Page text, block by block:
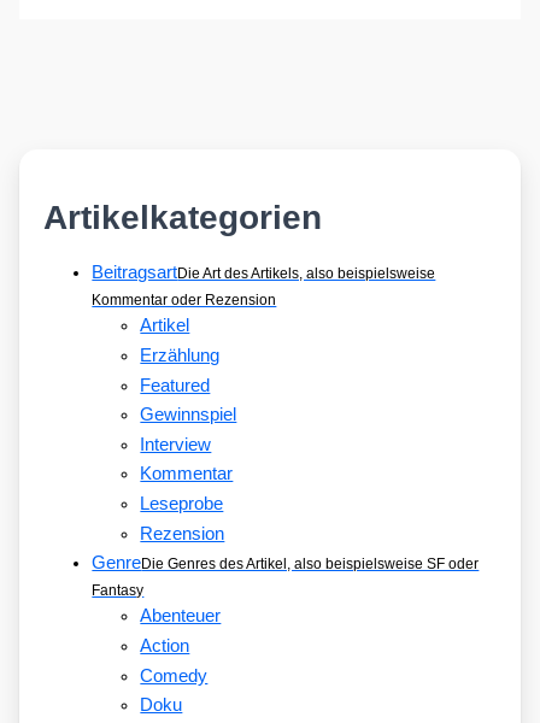
Artikelkategorien
BeitragsartDie Art des Artikels, also beispielsweise
Kommentar oder Rezension
Artikel
Erzählung
Featured
Gewinnspiel
Interview
Kommentar
Leseprobe
Rezension
GenreDie Genres des Artikel, also beispielsweise SF oder
Fantasy
Abenteuer
Action
Comedy
Doku